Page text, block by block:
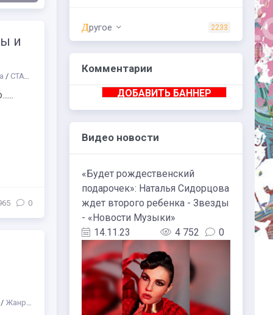
и
/ СТАТЬИ Выставки Образование/
0
/ Жанр/ Пространства/Куда сходить/ Биографии русских
Другое 2233
Комментарии
ДОБАВИТЬ БАННЕР
Видео новости
«Будет рождественский
подарочек»: Наталья Сидорцова
ждет второго ребенка - Звезды
- «Новости Музыки»
14.11.23
4 752 0